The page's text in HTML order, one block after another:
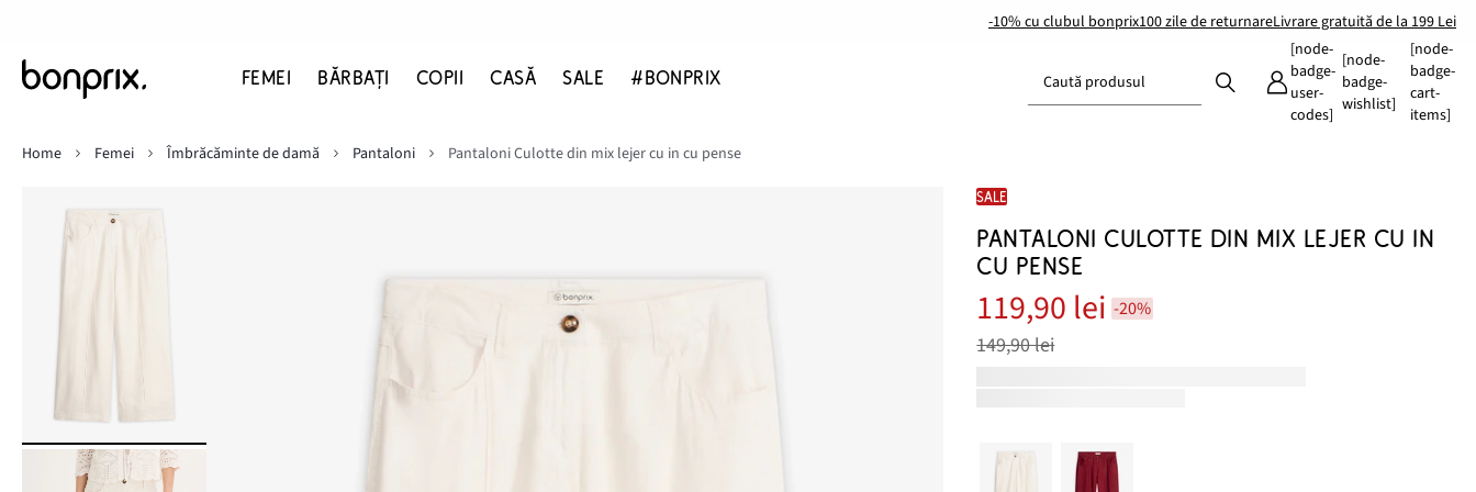
-10% cu clubul bonprix100 zile de returnareLivrare gratuită de la 199 Lei
FEMEI BĂRBAŢI COPII CASĂ SALE #BONPRIX Caută produsul
[node-
badge-
user-
codes]
[node-
badge-
wishlist]
[node-
badge-
cart-
items]
Home
Femei Îmbrăcăminte de damă Pantaloni Pantaloni Culotte din mix lejer cu in cu pense
SALE
PANTALONI CULOTTE DIN MIX LEJER CU IN
CU PENSE
119,90 lei -20%
149,90 lei